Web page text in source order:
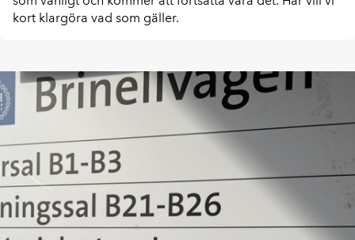
kort klargöra vad som gäller.